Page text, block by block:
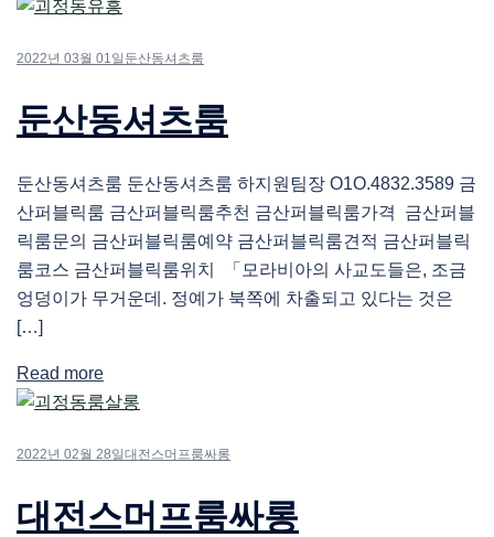
2022년 03월 01일 둔산동셔츠룸
둔산동셔츠룸
둔산동셔츠룸 둔산동셔츠룸 하지원팀장 O1O.4832.3589 금
산퍼블릭룸 금산퍼블릭룸추천 금산퍼블릭룸가격 금산퍼블
릭룸문의 금산퍼블릭룸예약 금산퍼블릭룸견적 금산퍼블릭
룸코스 금산퍼블릭룸위치 「모라비아의 사교도들은, 조금
엉덩이가 무거운데. 정예가 북쪽에 차출되고 있다는 것은
[…]
Read more
2022년 02월 28일 대전스머프룸싸롱
대전스머프룸싸롱